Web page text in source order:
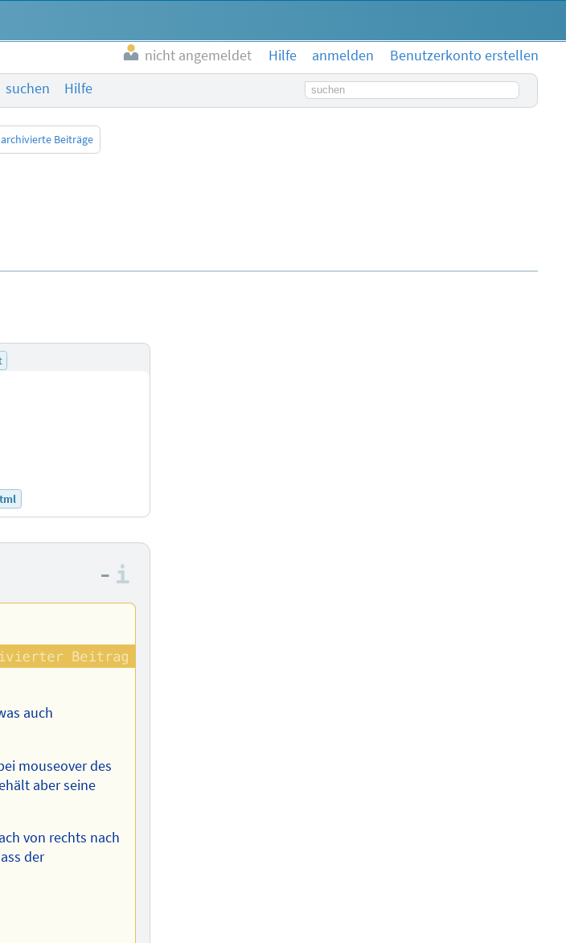
nicht angemeldet Hilfe anmelden
Benutzerkonto erstellen
suchen Hilfe Suchbegriff
archivierte Beiträge
–
auch
mouseover des
aber seine
von rechts nach
der